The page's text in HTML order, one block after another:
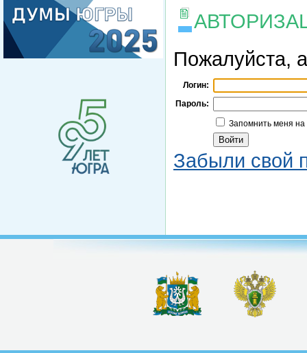
Пожалуйста,
Логин:
Пароль:
Запомнить меня
Забыли свой